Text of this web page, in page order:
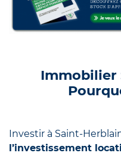
Immobilier
Investir à Saint-
l’investissement